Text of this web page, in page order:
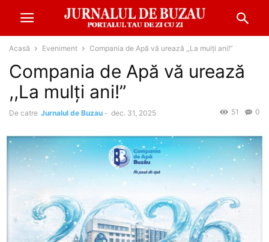
Acasă Eveniment Compania de Apă vă urează ,,La mulți ani!”
Compania de Apă vă urează
,,La mulți ani!”
De catre Jurnalul de Buzau - dec. 31, 2025 0
51